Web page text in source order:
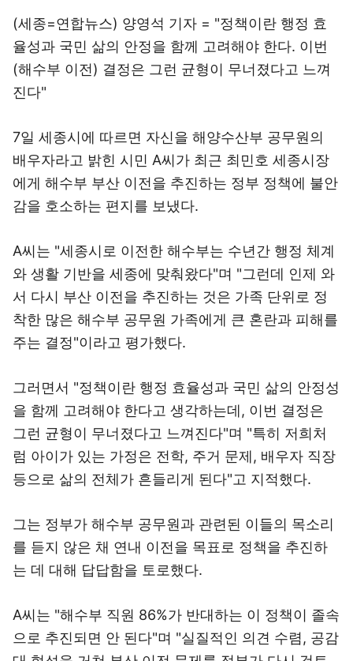
(세종=연합뉴스) 양영석 기자 = "정책이란 행정 효
율성과 국민 삶의 안정을 함께 고려해야 한다. 이번
(해수부 이전) 결정은 그런 균형이 무너졌다고 느껴
진다"
7일 세종시에 따르면 자신을 해양수산부 공무원의
배우자라고 밝힌 시민 A씨가 최근 최민호 세종시장
에게 해수부 부산 이전을 추진하는 정부 정책에 불안
감을 호소하는 편지를 보냈다.
A씨는 "세종시로 이전한 해수부는 수년간 행정 체계
와 생활 기반을 세종에 맞춰왔다"며 "그런데 인제 와
서 다시 부산 이전을 추진하는 것은 가족 단위로 정
착한 많은 해수부 공무원 가족에게 큰 혼란과 피해를
주는 결정"이라고 평가했다.
그러면서 "정책이란 행정 효율성과 국민 삶의 안정성
을 함께 고려해야 한다고 생각하는데, 이번 결정은
그런 균형이 무너졌다고 느껴진다"며 "특히 저희처
럼 아이가 있는 가정은 전학, 주거 문제, 배우자 직장
등으로 삶의 전체가 흔들리게 된다"고 지적했다.
그는 정부가 해수부 공무원과 관련된 이들의 목소리
를 듣지 않은 채 연내 이전을 목표로 정책을 추진하
는 데 대해 답답함을 토로했다.
A씨는 "해수부 직원 86%가 반대하는 이 정책이 졸속
으로 추진되면 안 된다"며 "실질적인 의견 수렴, 공감